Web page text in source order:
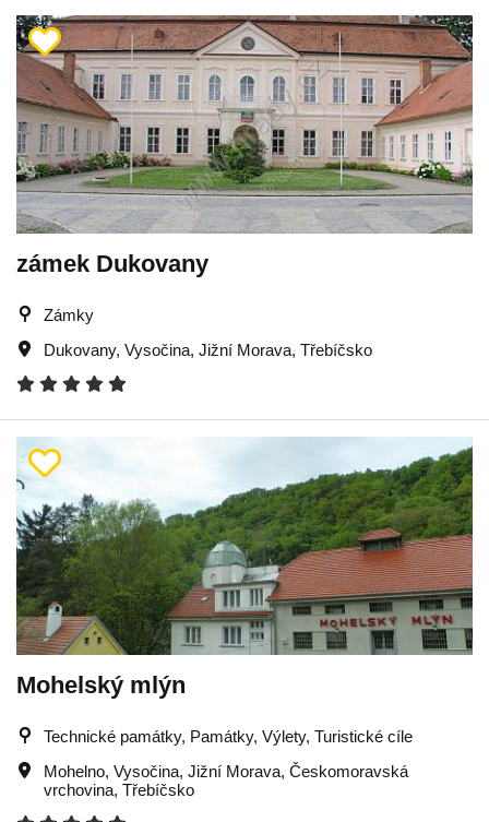
zámek Dukovany
Zámky
Dukovany, Vysočina, Jižní Morava, Třebíčsko
Mohelský mlýn
Technické památky, Památky, Výlety, Turistické cíle
Mohelno, Vysočina, Jižní Morava, Českomoravská
vrchovina, Třebíčsko